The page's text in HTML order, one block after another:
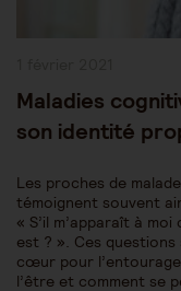
Maladies
son identité
Les proches de
témoignent souvent
« S’il m’apparaît à
est ? ». Ces
cœur pour
l’être et comment se